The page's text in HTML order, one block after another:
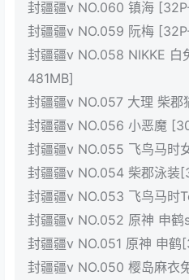
封疆疆v NO.060 镇海
封疆疆v NO.059 阮梅
封疆疆v NO.058 NIKKE 白
481MB]
封疆疆v NO.057 大理 柴
封疆疆v NO.056 小恶魔
封疆疆v NO.055 飞鸟马时
封疆疆v NO.054 柴郡泳装
封疆疆v NO.053 飞鸟马时
封疆疆v NO.052 原神 申鹤
封疆疆v NO.051 原神 申鹤
封疆疆v NO.050 樱岛麻衣